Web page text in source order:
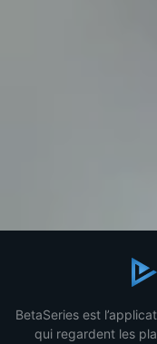
BetaSeries est
qui regardent les